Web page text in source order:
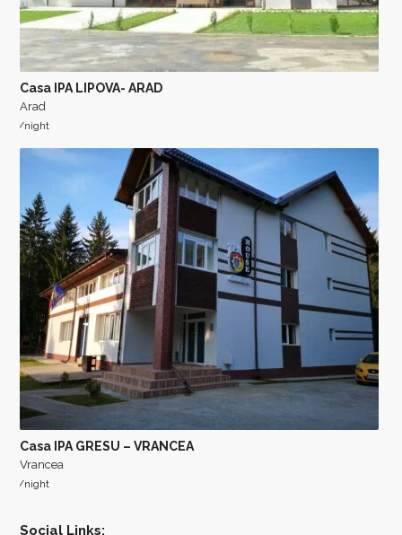
Casa IPA LIPOVA- ARAD
Arad
/night
Casa IPA GRESU – VRANCEA
Vrancea
/night
Social Links: